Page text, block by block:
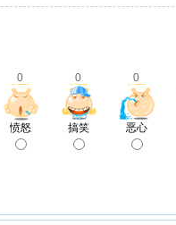
0 0 0
愤怒 搞笑 恶心